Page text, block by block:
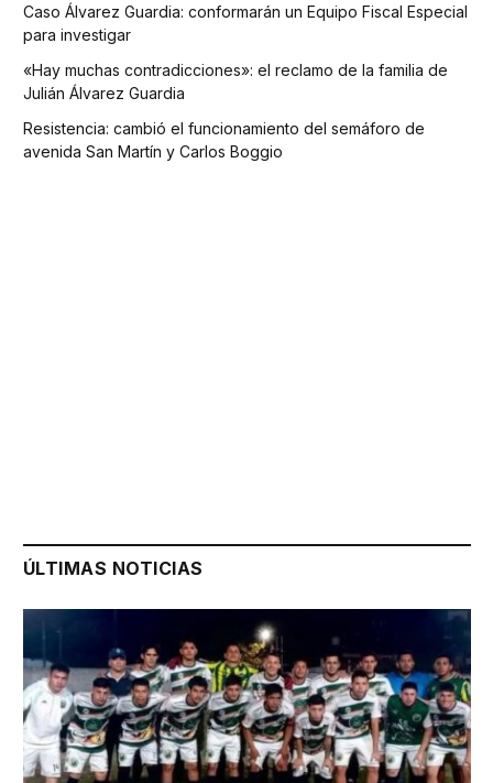
Caso Álvarez Guardia: conformarán un Equipo Fiscal Especial
para investigar
«Hay muchas contradicciones»: el reclamo de la familia de
Julián Álvarez Guardia
Resistencia: cambió el funcionamiento del semáforo de
avenida San Martín y Carlos Boggio
ÚLTIMAS NOTICIAS